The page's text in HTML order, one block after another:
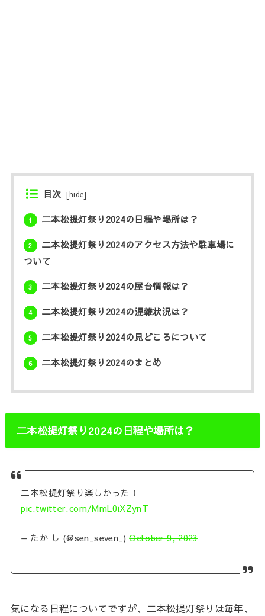
目次 [hide]
1 二本松提灯祭り2024の日程や場所は？
2
二本松提灯祭り2024のアクセス方法や駐車場に
ついて
3 二本松提灯祭り2024の屋台情報は？
4 二本松提灯祭り2024の混雑状況は？
5 二本松提灯祭り2024の見どころについて
6 二本松提灯祭り2024のまとめ
二本松提灯祭り2024の日程や場所は？
二本松提灯祭り楽しかった！
pic.twitter.com/MmL0iXZynT
— たか し (@sen_seven_)October 9, 2023
気になる日程についてですが、二本松提灯祭りは毎年、